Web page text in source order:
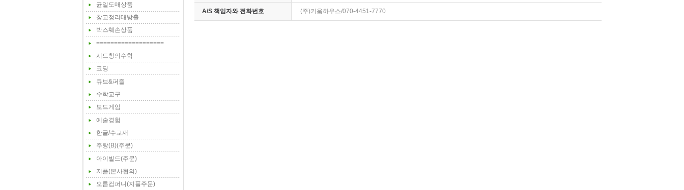
균일도매상품
창고정리대방출
박스훼손상품
===================
시드창의수학
코딩
큐브&퍼즐
수학교구
보드게임
예술경험
한글/수교재
주랑(B)(주문)
아이빌드(주문)
지플(본사협의)
오름컴퍼니(지플주문)
A/S 책임자와 전화번호 (주)키움하우스/070-4451-7770